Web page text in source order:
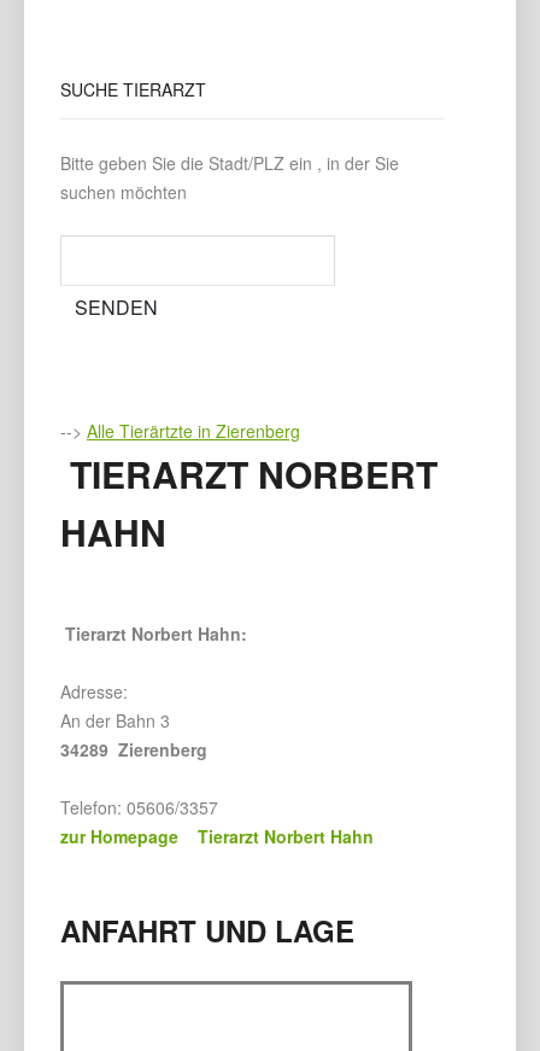
SUCHE TIERARZT
Bitte geben Sie die Stadt/PLZ ein , in der Sie
suchen möchten
--> Alle Tierärtzte in Zierenberg
TIERARZT NORBERT
HAHN
Tierarzt Norbert Hahn:
Adresse:
An der Bahn 3
34289 Zierenberg
Telefon: 05606/3357
zur Homepage Tierarzt Norbert Hahn
ANFAHRT UND LAGE